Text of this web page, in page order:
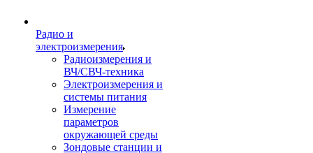
Радио и
электроизмерения
Радиоизмерения и
ВЧ/СВЧ-техника
Электроизмерения и
системы питания
Измерение
параметров
окружающей среды
Зондовые станции и